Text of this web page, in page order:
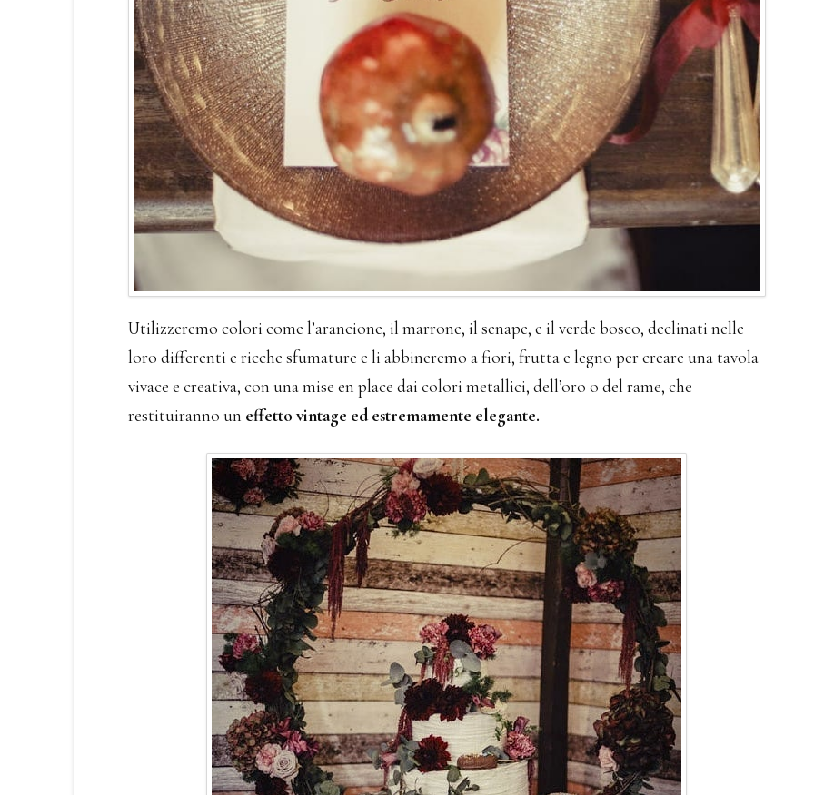
Utilizzeremo colori come l’arancione, il marrone, il senape, e il verde bosco, declinati nelle
loro differenti e ricche sfumature e li abbineremo a fiori, frutta e legno per creare una tavola
vivace e creativa, con una mise en place dai colori metallici, dell’oro o del rame, che
restituiranno un effetto vintage ed estremamente elegante.